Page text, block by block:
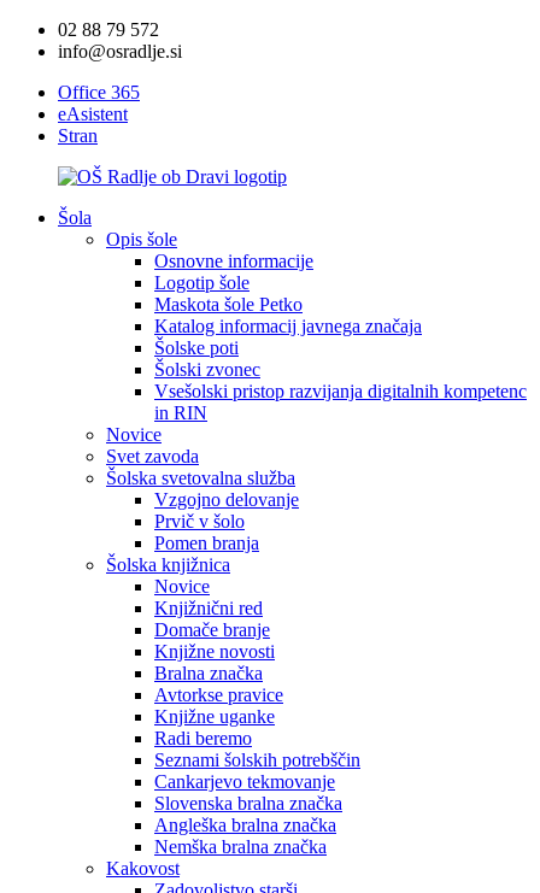
02 88 79 572
info@osradlje.si
Office 365
eAsistent
Stran
Šola
Opis šole
Osnovne informacije
Logotip šole
Maskota šole Petko
Katalog informacij javnega značaja
Šolske poti
Šolski zvonec
Vsešolski pristop razvijanja digitalnih kompetenc
in RIN
Novice
Svet zavoda
Šolska svetovalna služba
Vzgojno delovanje
Prvič v šolo
Pomen branja
Šolska knjižnica
Novice
Knjižnični red
Domače branje
Knjižne novosti
Bralna značka
Avtorkse pravice
Knjižne uganke
Radi beremo
Seznami šolskih potrebščin
Cankarjevo tekmovanje
Slovenska bralna značka
Angleška bralna značka
Nemška bralna značka
Kakovost